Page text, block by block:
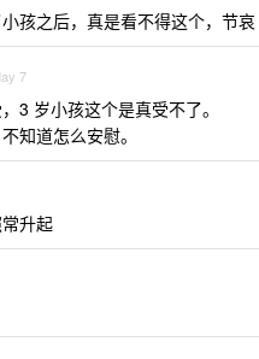
孩之后，真是看不得这个，节哀
7
3 岁小孩这个是真受不了。
知道怎么安慰。
升起